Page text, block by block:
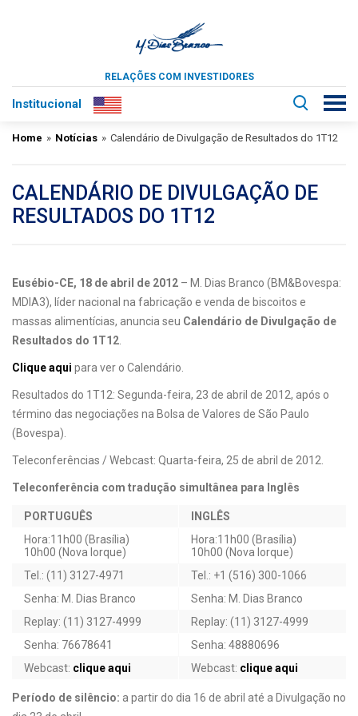
RELAÇÕES COM INVESTIDORES
Institucional
Home » Notícias » Calendário de Divulgação de Resultados do 1T12
CALENDÁRIO DE DIVULGAÇÃO DE
RESULTADOS DO 1T12
Eusébio-CE, 18 de abril de 2012 – M. Dias Branco (BM&Bovespa:
MDIA3), líder nacional na fabricação e venda de biscoitos e
massas alimentícias, anuncia seu Calendário de Divulgação de
Resultados do 1T12
Clique aqui para ver o Calendário.
Resultados do 1T12: Segunda-feira, 23 de abril de 2012, após o
término das negociações na Bolsa de Valores de São Paulo
(Bovespa).
Teleconferências / Webcast: Quarta-feira, 25 de abril de 2012.
Teleconferência com tradução simultânea para Inglês
PORTUGUÊS
INGLÊS
Hora:11h00 (Brasília)
10h00 (Nova Iorque)
Hora:11h00 (Brasília)
10h00 (Nova Iorque)
Tel.: (11) 3127-4971
Tel.: +1 (516) 300-1066
Senha: M. Dias Branco
Senha: M. Dias Branco
Replay: (11) 3127-4999
Replay: (11) 3127-4999
Senha: 76678641
Senha: 48880696
Webcast: clique aqui Webcast: clique aqui
Período de silêncio: a partir do dia 16 de abril até a Divulgação no